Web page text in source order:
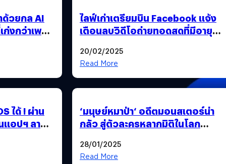
ด้วยกล AI
กว่าเพราะ
ไลฟ์เก่าเตรียมบิน Facebook แจ้ง
เตือนลบวิดีโอถ่ายทอดสดที่มีอายุ
20/02/2025
Read More
ได้ ! ผ่าน
อปฯ ลามก
‘มนุษย์หมาป่า‘ อดีตมอนสเตอร์น่า
กลัว สู่ตัวละครหลากมิติในโลก
28/01/2025
Read More